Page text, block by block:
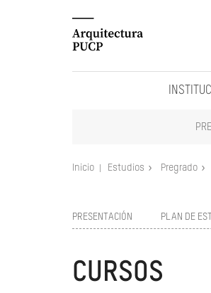
Inicio Estudios Pregrado
PRESENTACIÓN PLAN DE
CURSOS